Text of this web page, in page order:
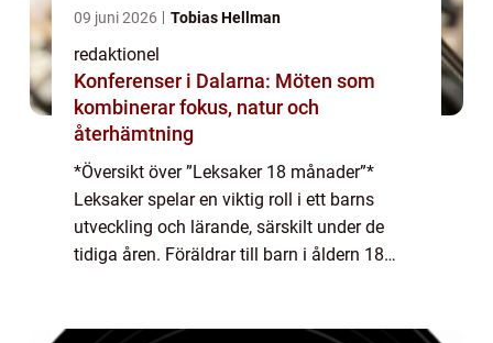
09 juni 2026 Tobias Hellman
redaktionel
Konferenser i Dalarna: Möten som
kombinerar fokus, natur och
återhämtning
*Översikt över ”Leksaker 18 månader”*
Leksaker spelar en viktig roll i ett barns
utveckling och lärande, särskilt under de
tidiga åren. Föräldrar till barn i åldern 18